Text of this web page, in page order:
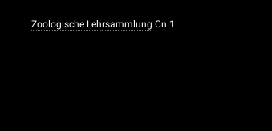
Zoologische Lehrsammlung Cn 1